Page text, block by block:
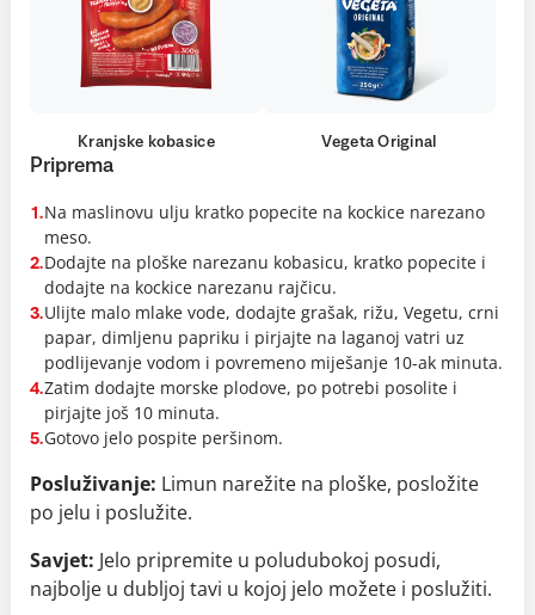
Kranjske kobasice Vegeta Original
Priprema
1.Na maslinovu ulju kratko popecite na kockice narezano
meso.
2.Dodajte na ploške narezanu kobasicu, kratko popecite i
dodajte na kockice narezanu rajčicu.
3.Ulijte malo mlake vode, dodajte grašak, rižu, Vegetu, crni
papar, dimljenu papriku i pirjajte na laganoj vatri uz
podlijevanje vodom i povremeno miješanje 10-ak minuta.
4.Zatim dodajte morske plodove, po potrebi posolite i
pirjajte još 10 minuta.
5.Gotovo jelo pospite peršinom.
Posluživanje: Limun narežite na ploške, posložite
po jelu i poslužite.
Savjet: Jelo pripremite u poludubokoj posudi,
najbolje u dubljoj tavi u kojoj jelo možete i poslužiti.